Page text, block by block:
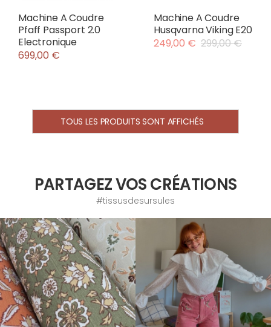
Machine A Coudre
Pfaff Passport 2.0
Electronique
699,00 €
Machine A Coudre
Husqvarna Viking E20
249,00 € 299,00 €
TOUS LES PRODUITS SONT AFFICHÉS
PARTAGEZ VOS CRÉATIONS
#tissusdesursules